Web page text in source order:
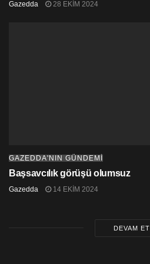
Gazedda 28 EKIM 2024
GAZEDDA'NIN GÜNDEMİ
Başsavcılık görüşü olumsuz
Gazedda 14 EKIM 2024
DEVAM ET